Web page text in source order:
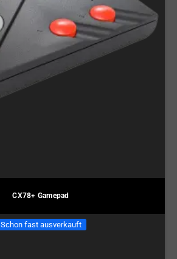
CX78+ Gamepad
Schon fast ausverkauft